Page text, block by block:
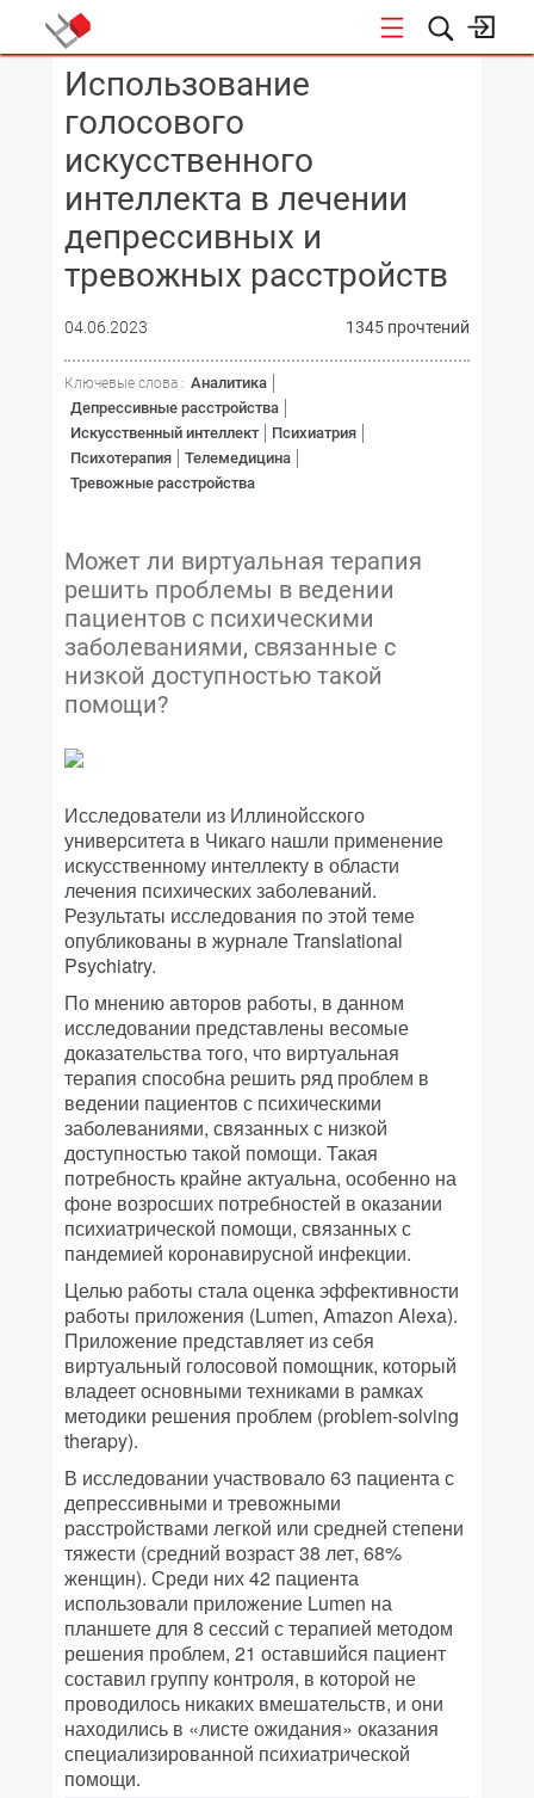
ИТ В ЗДРАВООХРАНЕНИИ
Использование
голосового
искусственного
интеллекта в лечении
депрессивных и
тревожных расстройств
04.06.2023 1345 прочтений
Ключевые слова : Аналитика
Депрессивные расстройства
Искусственный интеллект
Психиатрия
Психотерапия
Телемедицина
Тревожные расстройства
Может ли виртуальная терапия
решить проблемы в ведении
пациентов с психическими
заболеваниями, связанные с
низкой доступностью такой
помощи?
Исследователи из Иллинойсского
университета в Чикаго нашли применение
искусственному интеллекту в области
лечения психических заболеваний.
Результаты исследования по этой теме
опубликованы в журнале Translational
Psychiatry.
По мнению авторов работы, в данном
исследовании представлены весомые
доказательства того, что виртуальная
терапия способна решить ряд проблем в
ведении пациентов с психическими
заболеваниями, связанных с низкой
доступностью такой помощи. Такая
потребность крайне актуальна, особенно на
фоне возросших потребностей в оказании
психиатрической помощи, связанных с
пандемией коронавирусной инфекции.
Целью работы стала оценка эффективности
работы приложения (Lumen, Amazon Alexa).
Приложение представляет из себя
виртуальный голосовой помощник, который
владеет основными техниками в рамках
методики решения проблем (problem-solving
therapy).
В исследовании участвовало 63 пациента с
депрессивными и тревожными
расстройствами легкой или средней степени
тяжести (средний возраст 38 лет, 68%
женщин). Среди них 42 пациента
использовали приложение Lumen на
планшете для 8 сессий с терапией методом
решения проблем, 21 оставшийся пациент
составил группу контроля, в которой не
проводилось никаких вмешательств, и они
находились в «листе ожидания» оказания
специализированной психиатрической
помощи.